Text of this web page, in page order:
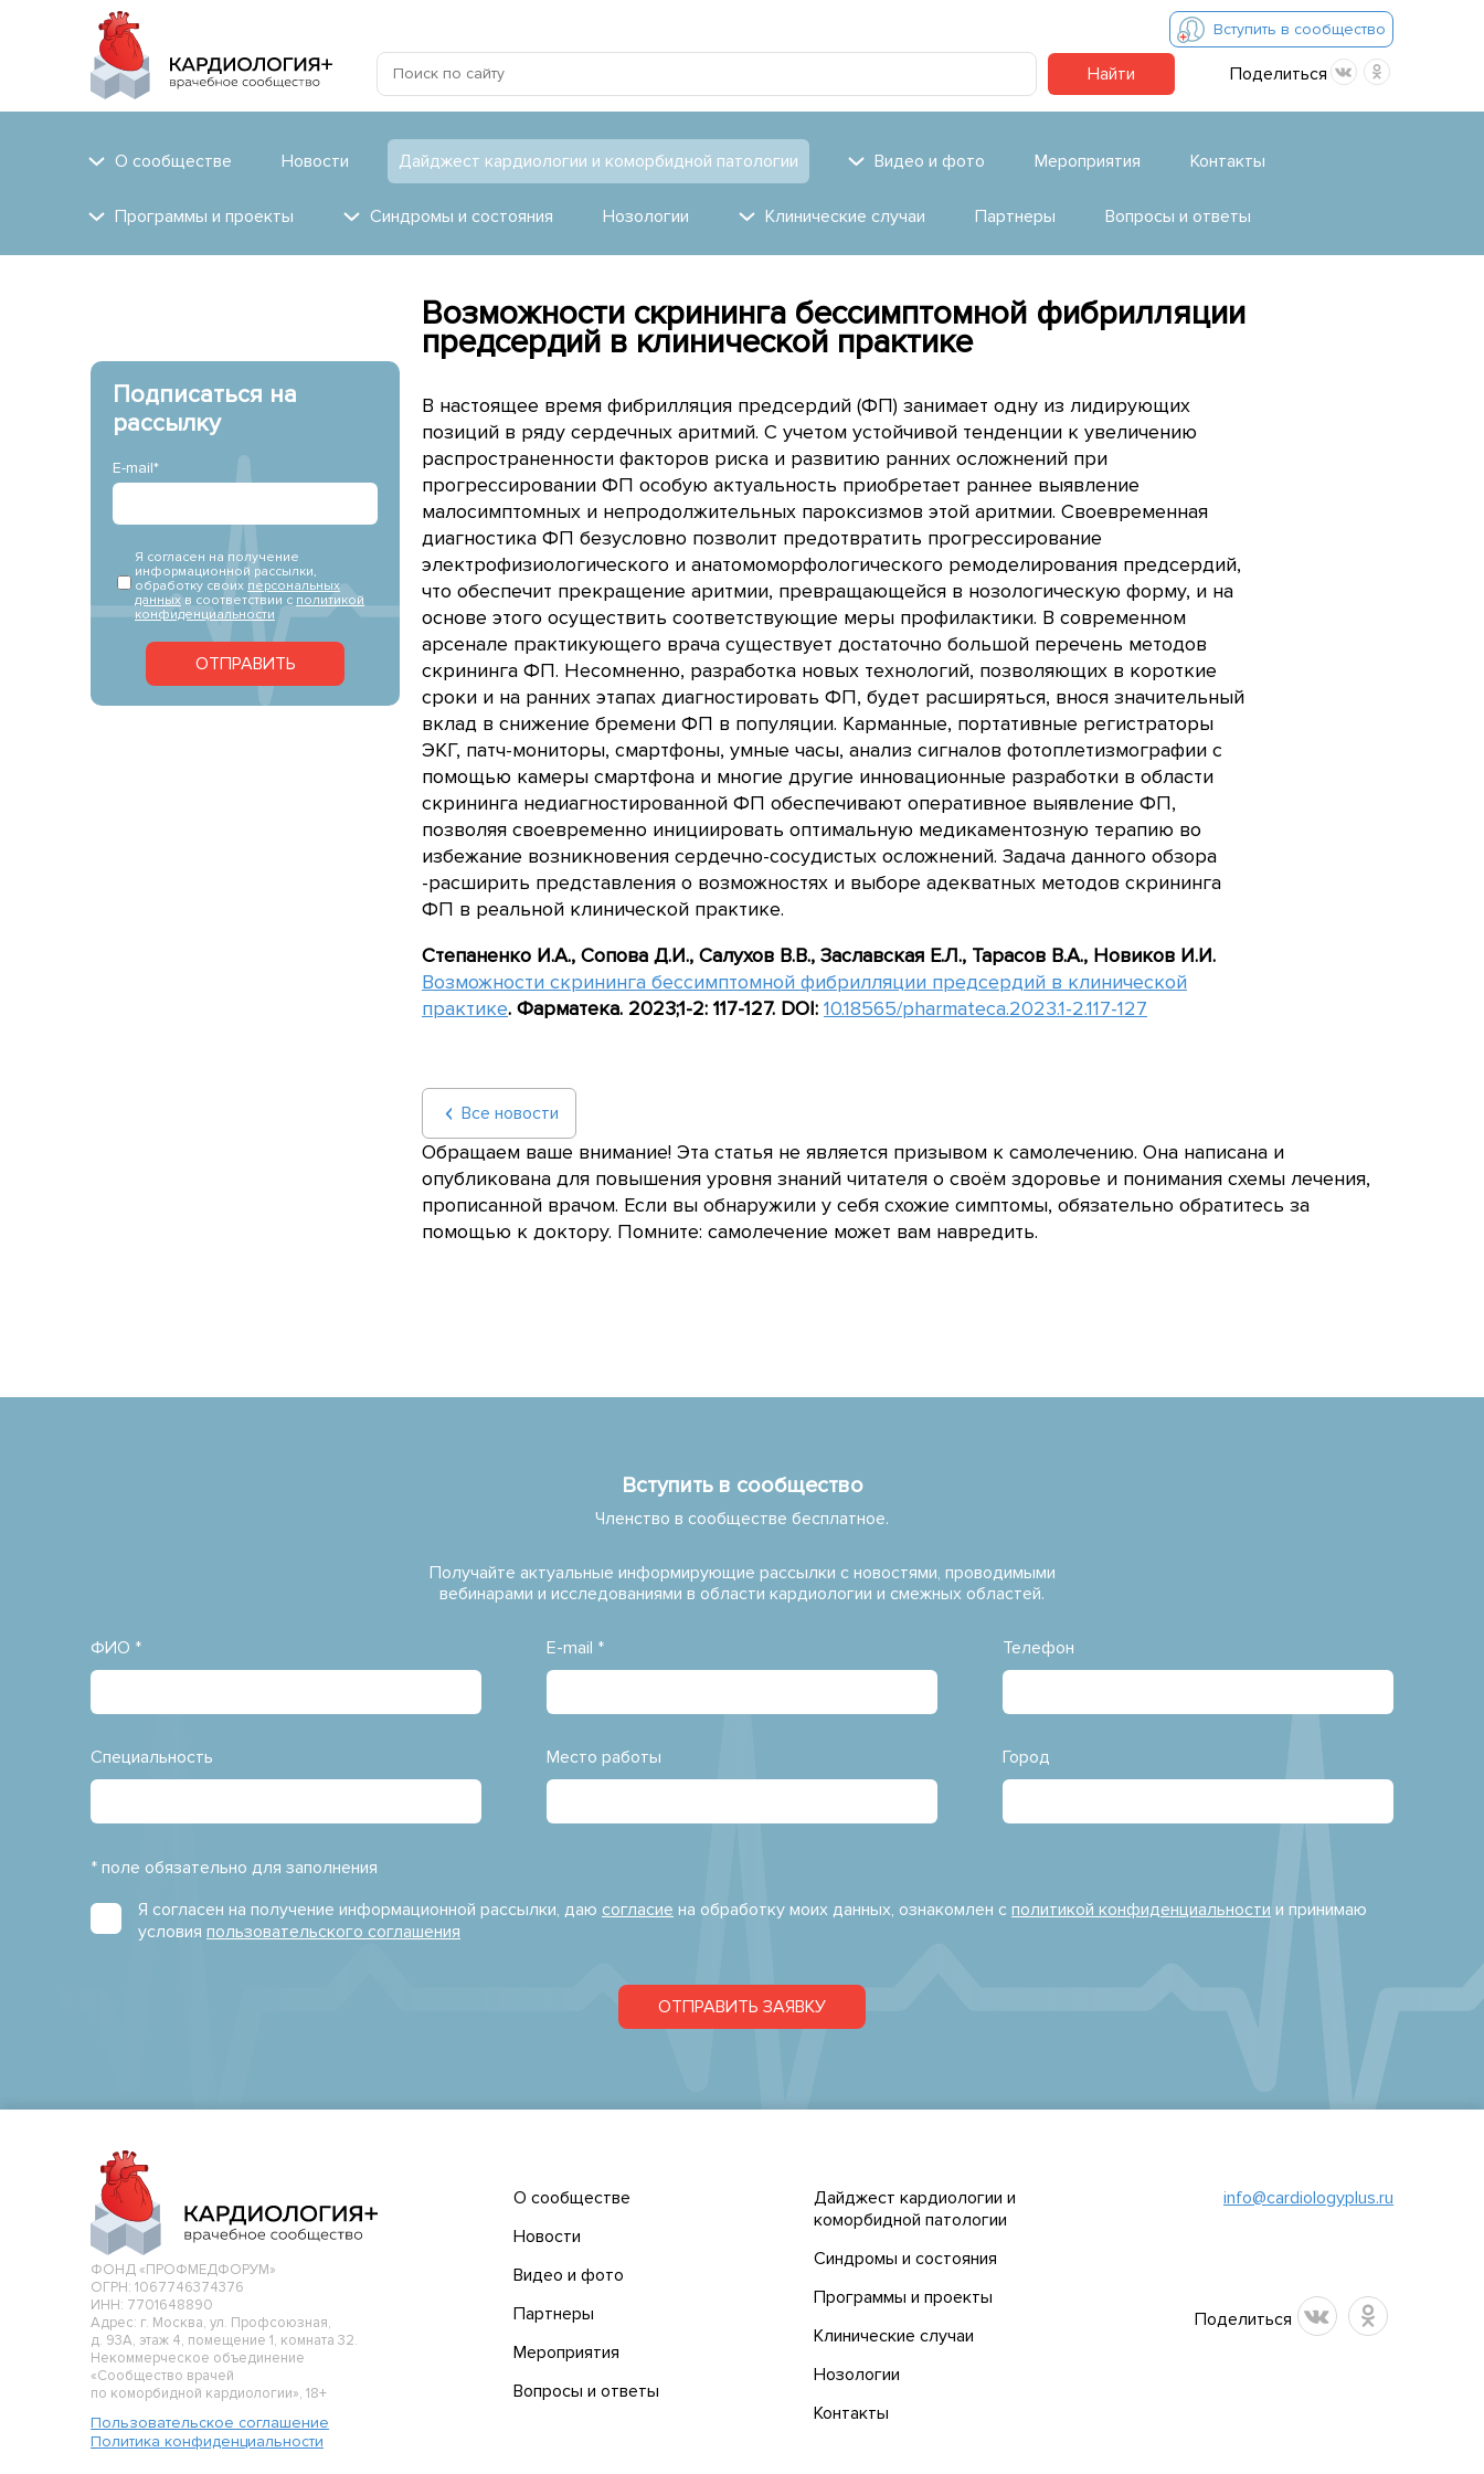
Вступить в сообщество
Найти Поделиться
О сообществе Новости Дайджест кардиологии и коморбидной патологии Видео и фото Мероприятия Контакты
Программы и проекты Синдромы и состояния Нозологии Клинические случаи Партнеры Вопросы и ответы
Подписаться на
рассылку
E-mail*
Я согласен на получение
информационной рассылки,
обработку своих персональных
данных в соответствии с политикой
конфиденциальности
ОТПРАВИТЬ
Возможности скрининга бессимптомной фибрилляции
предсердий в клинической практике
В настоящее время фибрилляция предсердий (ФП) занимает одну из лидирующих
позиций в ряду сердечных аритмий. С учетом устойчивой тенденции к увеличению
распространенности факторов риска и развитию ранних осложнений при
прогрессировании ФП особую актуальность приобретает раннее выявление
малосимптомных и непродолжительных пароксизмов этой аритмии. Своевременная
диагностика ФП безусловно позволит предотвратить прогрессирование
электрофизиологического и анатомоморфологического ремоделирования предсердий,
что обеспечит прекращение аритмии, превращающейся в нозологическую форму, и на
основе этого осуществить соответствующие меры профилактики. В современном
арсенале практикующего врача существует достаточно большой перечень методов
скрининга ФП. Несомненно, разработка новых технологий, позволяющих в короткие
сроки и на ранних этапах диагностировать ФП, будет расширяться, внося значительный
вклад в снижение бремени ФП в популяции. Карманные, портативные регистраторы
ЭКГ, патч-мониторы, смартфоны, умные часы, анализ сигналов фотоплетизмографии с
помощью камеры смартфона и многие другие инновационные разработки в области
скрининга недиагностированной ФП обеспечивают оперативное выявление ФП,
позволяя своевременно инициировать оптимальную медикаментозную терапию во
избежание возникновения сердечно-сосудистых осложнений. Задача данного обзора
-расширить представления о возможностях и выборе адекватных методов скрининга
ФП в реальной клинической практике.
Степаненко И.А., Сопова Д.И., Салухов В.В., Заславская Е.Л., Тарасов В.А., Новиков И.И.
Возможности скрининга бессимптомной фибрилляции предсердий в клинической
практике. Фарматека. 2023;1-2: 117-127. DOI: 10.18565/pharmateca.2023.1-2.117-127
Все новости
Обращаем ваше внимание! Эта статья не является призывом к самолечению. Она написана и
опубликована для повышения уровня знаний читателя о своём здоровье и понимания схемы лечения,
прописанной врачом. Если вы обнаружили у себя схожие симптомы, обязательно обратитесь за
помощью к доктору. Помните: самолечение может вам навредить.
Вступить в сообщество
Членство в сообществе бесплатное.
Получайте актуальные информирующие рассылки с новостями, проводимыми
вебинарами и исследованиями в области кардиологии и смежных областей.
ФИО * E-mail * Телефон
Специальность Место работы Город
* поле обязательно для заполнения
Я согласен на получение информационной рассылки, даю согласие на обработку моих данных, ознакомлен с политикой конфиденциальности и принимаю
условия пользовательского соглашения
ОТПРАВИТЬ ЗАЯВКУ
ФОНД «ПРОФМЕДФОРУМ»
ОГРН: 1067746374376
ИНН: 7701648890
Адрес: г. Москва, ул. Профсоюзная,
д. 93А, этаж 4, помещение 1, комната 32.
Некоммерческое объединение
«Сообщество врачей
по коморбидной кардиологии», 18+
Пользовательское соглашение
Политика конфиденциальности
О сообществе
Новости
Видео и фото
Партнеры
Мероприятия
Вопросы и ответы
Дайджест кардиологии и
коморбидной патологии
Синдромы и состояния
Программы и проекты
Клинические случаи
Нозологии
Контакты
info@cardiologyplus.ru
Поделиться